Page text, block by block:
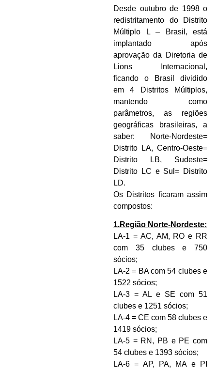
Desde outubro de 1998 o
redistritamento do Distrito
Múltiplo L – Brasil, está
implantado após
aprovação da Diretoria de
Lions Internacional,
ficando o Brasil dividido
em 4 Distritos Múltiplos,
mantendo como
parâmetros, as regiões
geográficas brasileiras, a
saber: Norte-Nordeste=
Distrito LA, Centro-Oeste=
Distrito LB, Sudeste=
Distrito LC e Sul= Distrito
LD.
Os Distritos ficaram assim
compostos:
1.Região Norte-Nordeste:
LA-1 = AC, AM, RO e RR
com 35 clubes e 750
sócios;
LA-2 = BA com 54 clubes e
1522 sócios;
LA-3 = AL e SE com 51
clubes e 1251 sócios;
LA-4 = CE com 58 clubes e
1419 sócios;
LA-5 = RN, PB e PE com
54 clubes e 1393 sócios;
LA-6 = AP, PA, MA e PI